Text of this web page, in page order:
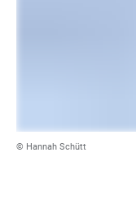
© Hannah Schütt